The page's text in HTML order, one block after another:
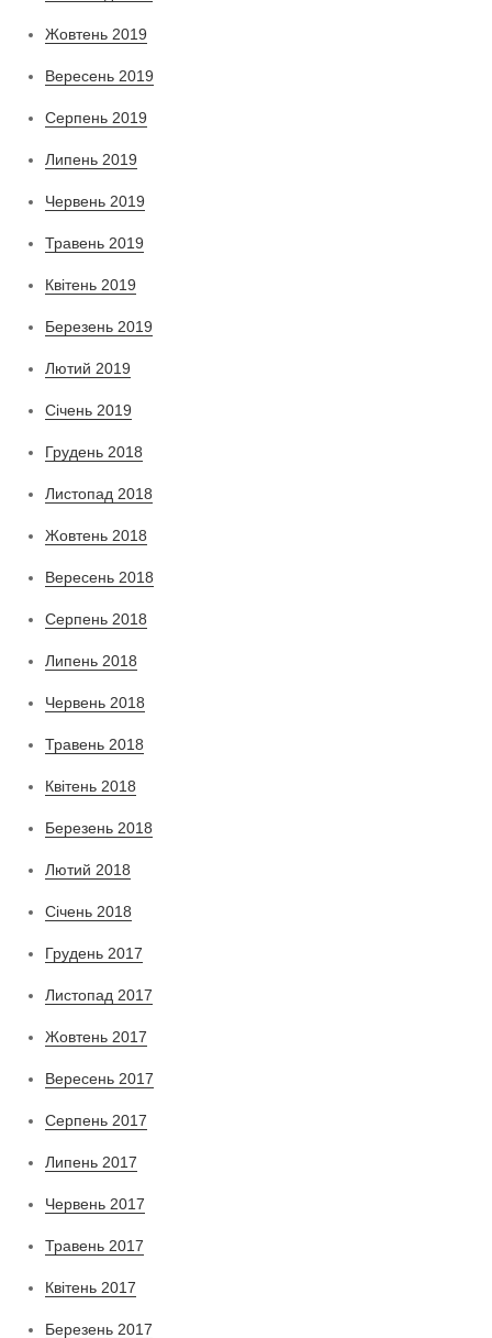
Жовтень 2019
Вересень 2019
Серпень 2019
Липень 2019
Червень 2019
Травень 2019
Квітень 2019
Березень 2019
Лютий 2019
Січень 2019
Грудень 2018
Листопад 2018
Жовтень 2018
Вересень 2018
Серпень 2018
Липень 2018
Червень 2018
Травень 2018
Квітень 2018
Березень 2018
Лютий 2018
Січень 2018
Грудень 2017
Листопад 2017
Жовтень 2017
Вересень 2017
Серпень 2017
Липень 2017
Червень 2017
Травень 2017
Квітень 2017
Березень 2017